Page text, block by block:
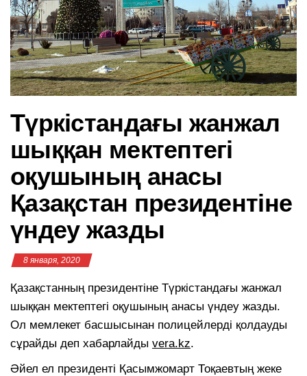
Түркістандағы жанжал
шыққан мектептегі
оқушының анасы
Қазақстан президентіне
үндеу жазды
8 января, 2020
Қазақстанның президентіне Түркістандағы жанжал
шыққан мектептегі оқушының анасы үндеу жазды.
Ол мемлекет басшысынан полицейлерді қолдауды
сұрайды деп хабарлайды vera.kz.
Әйел ел президенті Қасымжомарт Тоқаевтың жеке